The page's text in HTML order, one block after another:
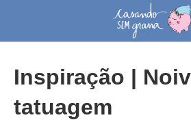
Inspiração |
tatuagem